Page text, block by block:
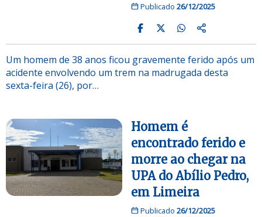
Publicado 26/12/2025
Um homem de 38 anos ficou gravemente ferido após um
acidente envolvendo um trem na madrugada desta
sexta-feira (26), por…
Homem é
encontrado ferido e
morre ao chegar na
UPA do Abílio Pedro,
em Limeira
Publicado 26/12/2025